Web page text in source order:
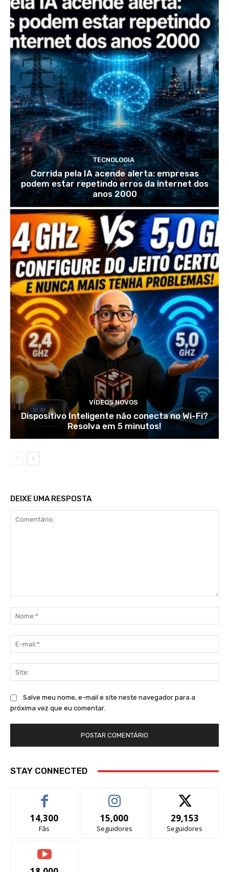
TECNOLOGIA
Corrida pela IA acende alerta: empresas
podem estar repetindo erros da internet dos
anos 2000
VÍDEOS NOVOS
Dispositivo Inteligente não conecta no Wi-Fi?
Resolva em 5 minutos!
DEIXE UMA RESPOSTA
Salve meu nome, e-mail e site neste navegador para a
próxima vez que eu comentar.
STAY CONNECTED
14,300
Fãs
15,000
Seguidores
29,153
Seguidores